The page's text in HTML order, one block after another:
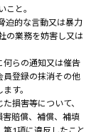
と。
迫的な言動又は暴力
の業務を妨害し又は
何らの通知又は催告
員登録の抹消その他
す。
損害等について、
賠償、補償、補填